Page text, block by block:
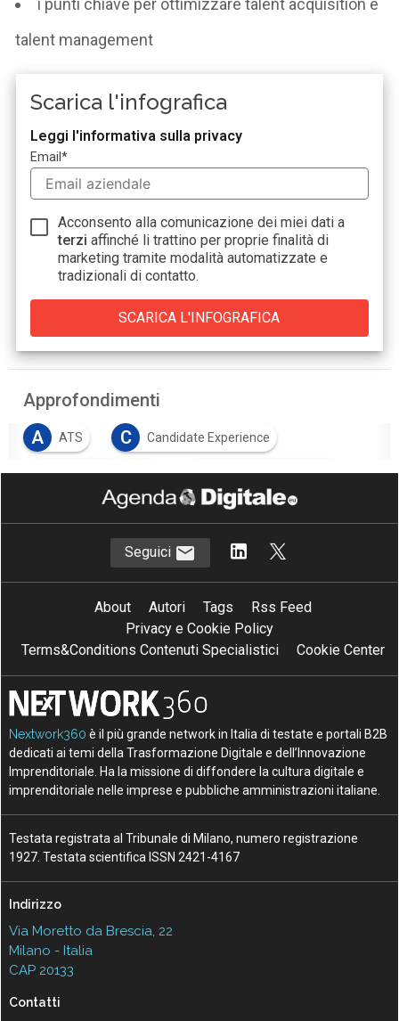
i punti chiave per ottimizzare talent acquisition e
talent management
Scarica l'infografica
Leggi l'informativa sulla privacy
Email*
Acconsento alla comunicazione dei miei dati a
terzi affinché li trattino per proprie finalità di
marketing tramite modalità automatizzate e
tradizionali di contatto.
Approfondimenti
A
ATS C Candidate Experience
M machine learning M Manager Experience
Recruiter Experience
Seguici
About Autori Tags
Rss Feed
Privacy e Cookie Policy
Terms&Conditions Contenuti Specialistici
Cookie Center
Nextwork360 è il più grande network in Italia di testate e portali B2B
dedicati ai temi della Trasformazione Digitale e dell’Innovazione
Imprenditoriale. Ha la missione di diffondere la cultura digitale e
imprenditoriale nelle imprese e pubbliche amministrazioni italiane.
Testata registrata al Tribunale di Milano, numero registrazione
1927. Testata scientifica ISSN 2421-4167
Indirizzo
Via Moretto da Brescia, 22
Milano - Italia
CAP 20133
Contatti